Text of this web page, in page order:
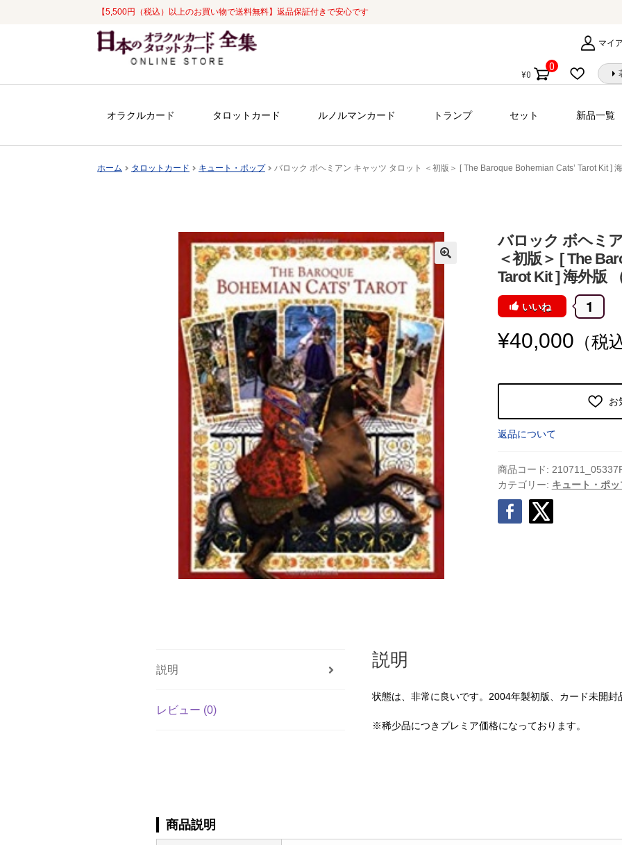
【5,500円（税込）以上のお買い物で送料無料】返品保証付きで安心です
ナ
ビ
ン
コ
ン
ス
マイ
¥0
0
個
オラクルカード タロットカード ルノルマンカード トランプ セット 新品一覧
ホーム タロットカード キュート・ポップ バロック ボヘミアン キャッツ タロット ＜初版＞ [ The Baroque Bohemian Cats’ Tarot Kit ]
バロック ボヘミ
＜初版＞ [ The
Tarot Kit ] 海外版
いいね 1
¥40,000 （税
お
返品について
商品コード:
カテゴリー: キュート・ポッ
説明
レビュー (0)
説明
状態は、非常に良いです。2004年製初版、カード未開封
※稀少品につきプレミア価格になっております。
商品説明